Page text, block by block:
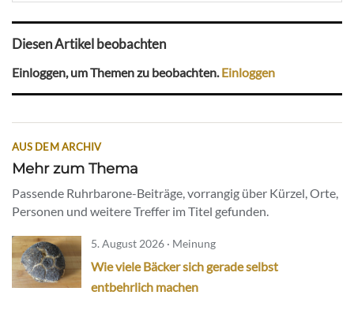
Diesen Artikel beobachten
Einloggen, um Themen zu beobachten.Einloggen
AUS DEM ARCHIV
Mehr zum Thema
Passende Ruhrbarone-Beiträge, vorrangig über Kürzel, Orte,
Personen und weitere Treffer im Titel gefunden.
5. August 2026 · Meinung
Wie viele Bäcker sich gerade selbst
entbehrlich machen